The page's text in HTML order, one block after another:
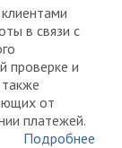
в связи с
проверке и
от
платежей.
Подробнее